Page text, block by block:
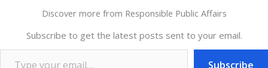
Discover more from Responsible Public Affairs
Subscribe to get the latest posts sent to your email.
Subscribe